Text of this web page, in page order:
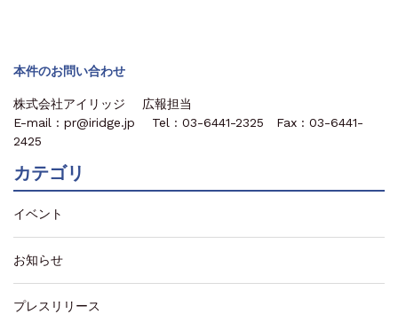
本件のお問い合わせ
株式会社アイリッジ 広報担当
E-mail : pr@iridge.jp Tel : 03-6441-2325 Fax : 03-6441-
2425
カテゴリ
イベント
お知らせ
プレスリリース